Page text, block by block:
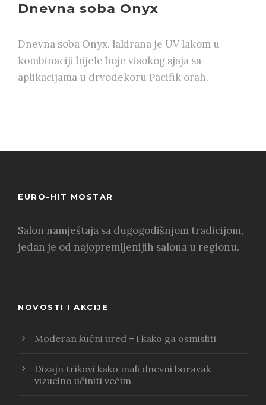
Dnevna soba Onyx
Dnevna soba Onyx, lakirana je UV lakom u
kombinaciji bijele boje visokog sjaja sa
aplikacijama u drvodekoru Pacifik orah.
EURO-HIT MOSTAR
Salon namještaja sa dugogodišnjom tradicijom,
jedan je od najopremljenijih salona u regionu.
NOVOSTI I AKCIJE
Moderan kućni ured – i kako ga osmisliti
Dizajn trikovi kako mali dnevni boravak
vizuelno učiniti većim